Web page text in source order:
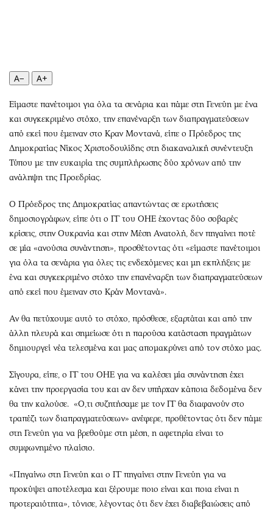
Πολιτισμός
Θέατρο-Χορός
Μουσική
Εικαστικά
Βιβλίο
Χειρόγραφα
Podcasts
Uncut
Προσφορές
Προσωπικότητες στην ''Κ''
A− A+
Είμαστε πανέτοιμοι για όλα τα σενάρια και πάμε στη Γενεύη με ένα
και συγκεκριμένο στόχο, την επανέναρξη των διαπραγματεύσεων
από εκεί που έμειναν στο Κραν Μοντανά, είπε ο Πρόεδρος της
Δημοκρατίας Νίκος Χριστοδουλίδης στη διακαναλική συνέντευξη
Τύπου με την ευκαιρία της συμπλήρωσης δύο χρόνων από την
ανάληψη της Προεδρίας.
Ο Πρόεδρος της Δημοκρατίας απαντώντας σε ερωτήσεις
δημοσιογράφων, είπε ότι ο ΓΓ του ΟΗΕ έχοντας δύο σοβαρές
κρίσεις, στην Ουκρανία και στην Μέση Ανατολή, δεν πηγαίνει ποτέ
σε μία «ανούσια συνάντηση», προσθέτοντας ότι «είμαστε πανέτοιμοι
για όλα τα σενάρια για όλες τις ενδεχόμενες και μη εκπλήξεις με
ένα και συγκεκριμένο στόχο την επανέναρξη των διαπραγματεύσεων
από εκεί που έμειναν στο Κράν Μοντανά».
Αν θα πετύχουμε αυτό το στόχο, πρόσθεσε, εξαρτάται και από την
άλλη πλευρά και σημείωσε ότι η παρούσα κατάσταση πραγμάτων
δημιουργεί νέα τελεσμένα και μας απομακρύνει από τον στόχο μας.
Σίγουρα, είπε, ο ΓΓ του ΟΗΕ για να καλέσει μία συνάντηση έχει
κάνει την προεργασία του και αν δεν υπήρχαν κάποια δεδομένα δεν
θα την καλούσε. «Ο,τι συζητήσαμε με τον ΓΓ θα διαφανούν στο
τραπέζι των διαπραγματεύσεων» ανέφερε, προθέτοντας ότι δεν πάμε
στη Γενεύη για να βρεθούμε στη μέση, η αφετηρία είναι το
συμφωνημένο πλαίσιο.
«Πηγαίνω στη Γενεύη και ο ΓΓ πηγαίνει στην Γενεύη για να
προκύψει αποτέλεσμα και ξέρουμε ποιο είναι και ποια είναι η
προτεραιότητα», τόνισε, λέγοντας ότι δεν έχει διαβεβαιώσεις από